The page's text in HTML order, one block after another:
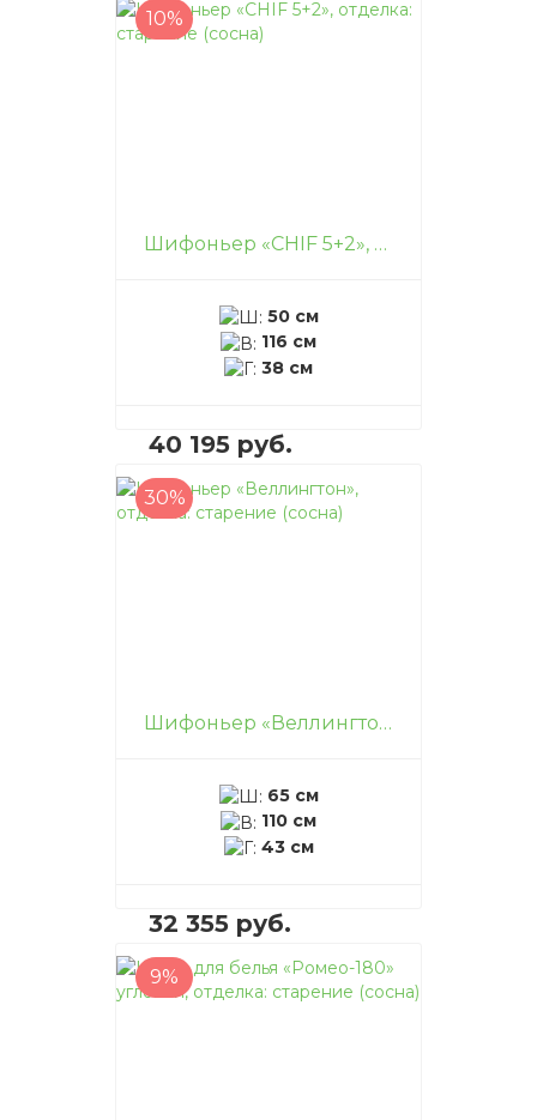
– +
10%
Шифоньер «CHIF 5+2», отделка: старение (сосна)
50 см
116 см
38 см
40 195 руб.
– + В корзину
30%
Шифоньер «Веллингтон», отделка: старение (сосна)
65 см
110 см
43 см
32 355 руб.
– + В корзину
9%